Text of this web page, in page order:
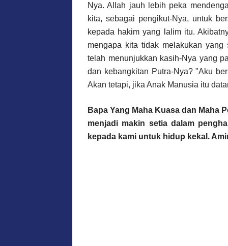
Nya. Allah jauh lebih peka
kita,sebagai pengikut-Nya, untuk
kepada hakim yang lalim itu.
mengapa kita tidak melakukan yang
telah menunjukkan kasih-Nya yang
dan kebangkitan Putra-Nya? "Aku
Akan tetapi, jika Anak Manusia itu
Bapa Yang Maha Kuasa dan Maha
menjadi makin setia dalam
kepada kami untuk hidup kekal .